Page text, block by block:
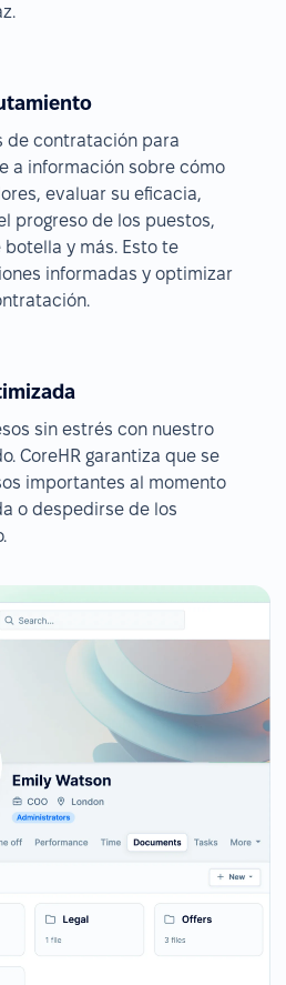
de contratación para
a información sobre cómo
evaluar su eficacia,
progreso de los puestos,
y más. Esto te
informadas y optimizar
sin estrés con nuestro
CoreHR garantiza que se
importantes al momento
o despedirse de los